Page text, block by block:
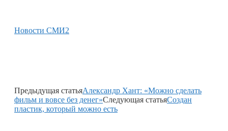
Новости СМИ2
Предыдущая статьяАлександр Хант: «Можно сделать
фильм и вовсе без денег»Следующая статьяСоздан
пластик, который можно есть